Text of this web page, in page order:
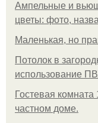
Ампельные и
цветы: фото,
Маленькая, но
Потолок в
использование
Гостевая
частном доме.